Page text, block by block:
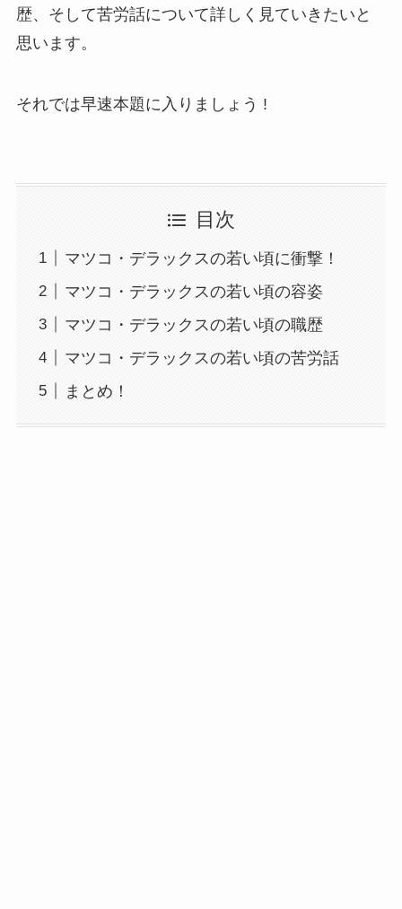
歴、そして苦労話について詳しく見ていきたいと
思います。
それでは早速本題に入りましょう !
目次
マツコ・デラックスの若い頃に衝撃！
マツコ・デラックスの若い頃の容姿
マツコ・デラックスの若い頃の職歴
マツコ・デラックスの若い頃の苦労話
まとめ！